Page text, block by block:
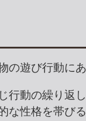
の遊び行動にあ
行動の繰り返
な性格を帯び